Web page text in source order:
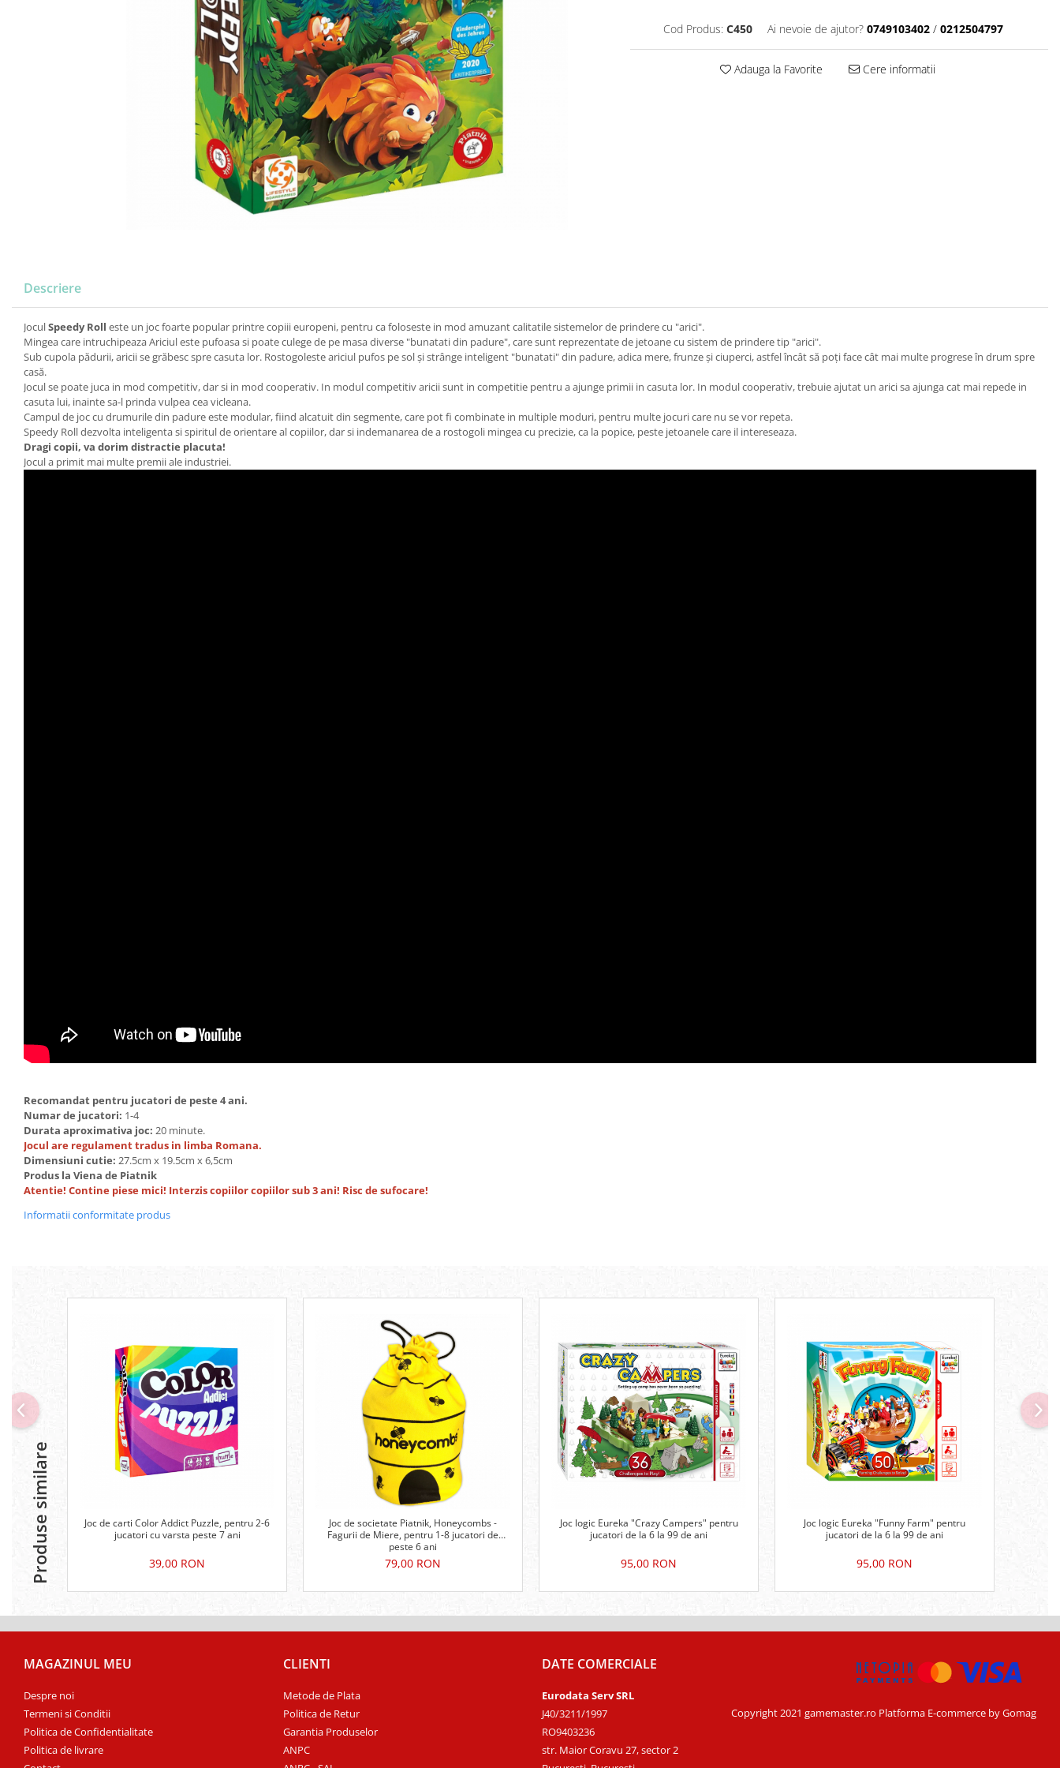
Cod Produs: C450 Ai nevoie de ajutor? 0749103402 / 0212504797
Adauga la Favorite Cere informatii
Descriere
JoculSpeedy Roll este un joc foarte popular printre copiii europeni, pentru ca foloseste in mod amuzant calitatile sistemelor de prindere cu "arici".
Mingea care intruchipeaza Ariciul este pufoasa si poate culege de pe masa diverse "bunatati din padure", care sunt reprezentate de jetoane cu sistem de prindere tip "arici".
Sub cupola pădurii, aricii se grăbesc spre casuta lor. Rostogoleste ariciul pufos pe sol și strânge inteligent "bunatati" din padure, adica mere, frunze și ciuperci, astfel încât să poți face cât mai multe progrese în drum spre
casă.
Jocul se poate juca in mod competitiv, dar si in mod cooperativ. In modul competitiv aricii sunt in competitie pentru a ajunge primii in casuta lor. In modul cooperativ, trebuie ajutat un arici sa ajunga cat mai repede in
casuta lui, inainte sa-l prinda vulpea cea vicleana.
Campul de joc cu drumurile din padure este modular, fiind alcatuit din segmente, care pot fi combinate in multiple moduri, pentru multe jocuri care nu se vor repeta.
Speedy Roll dezvolta inteligenta si spiritul de orientare al copiilor, dar si indemanarea de a rostogoli mingea cu precizie, ca la popice, peste jetoanele care il intereseaza.
Dragi copii, va dorim distractie placuta!
Jocul a primit mai multe premii ale industriei.
Recomandat pentru jucatori de peste 4 ani.
Numar de jucatori: 1-4
Durata aproximativa joc: 20 minute.
Jocul are regulament tradus in limba Romana.
Dimensiuni cutie: 27.5cm x 19.5cm x 6,5cm
Produs la Viena de Piatnik
Atentie! Contine piese mici! Interzis copiilor copiilor sub 3 ani! Risc de sufocare!
Informatii conformitate produs
Produse similare
Joc de carti Color Addict Puzzle, pentru 2-6
jucatori cu varsta peste 7 ani
39,00 RON
Joc de societate Piatnik, Honeycombs -
Fagurii de Miere, pentru 1-8 jucatori de
peste 6 ani
79,00 RON
Joc logic Eureka "Crazy Campers" pentru
jucatori de la 6 la 99 de ani
95,00 RON
Joc logic Eureka "Funny Farm" pentru
jucatori de la 6 la 99 de ani
95,00 RON
MAGAZINUL MEU
Despre noi
Termeni si Conditii
Politica de Confidentialitate
Politica de livrare
CLIENTI
Metode de Plata
Politica de Retur
Garantia Produselor
ANPC
DATE COMERCIALE
Eurodata Serv SRL
J40/3211/1997
RO9403236
str. Maior Coravu 27, sector 2
Copyright 2021 gamemaster.ro Platforma E-commerce by Gomag